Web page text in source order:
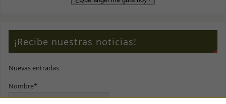
¡Recibe nuestras noticias!
Nuevas entradas
Nombre*